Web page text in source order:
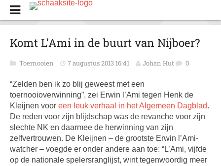
Komt L’Ami in de buurt van Nijboer?
Toernooien 7 augustus 2013 16:41 Johan Hut 0
“Zelden ben ik zo blij geweest met een
toernooioverwinning”, zei Erwin l’Ami tegen Henk de
Kleijnen voor een leuk verhaal in het Algemeen Dagblad.
De reden voor zijn blijdschap was de revanche voor zijn
slechte NK en daarmee de herwinning van zijn
zelfvertrouwen. De Kleijnen – de grootste Erwin l’Ami-
watcher – voegde er onder andere aan toe: “L’Ami, vijfde
op de nationale spelersranglijst, wint tegenwoordig meer